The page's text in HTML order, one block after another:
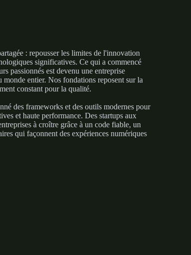
: repousser les limites de l'innovation
significatives. Ce qui a commencé
passionnés est devenu une entreprise
entier. Nos fondations reposent sur la
constant pour la qualité.
des frameworks et des outils modernes pour
et haute performance. Des startups aux
à croître grâce à un code fiable, un
qui façonnent des expériences numériques